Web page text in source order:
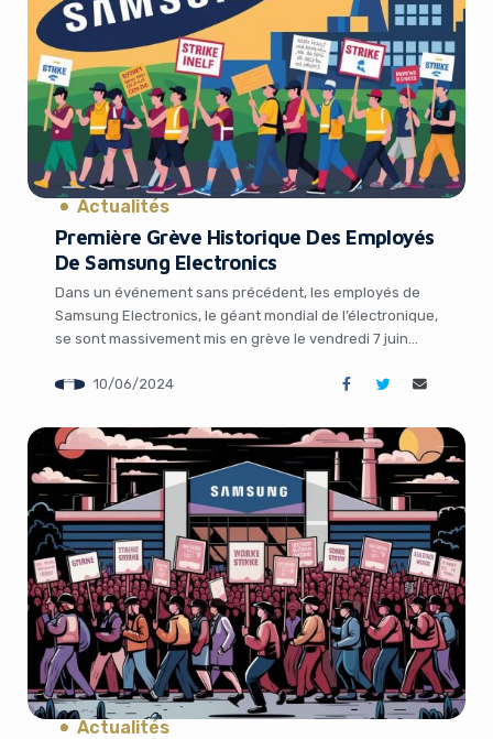
Actualités
Première Grève Historique Des Employés
De Samsung Electronics
Dans un événement sans précédent, les employés de
Samsung Electronics, le géant mondial de l’électronique,
se sont massivement mis en grève le vendredi 7 juin
l’entreprise coréenne est confrontée à une
semi-conducteurs, notamment de la part de fabricants
[…]
10/06/2024
Actualités
Yes, I will turn off Ad-Blocker
No Thanks